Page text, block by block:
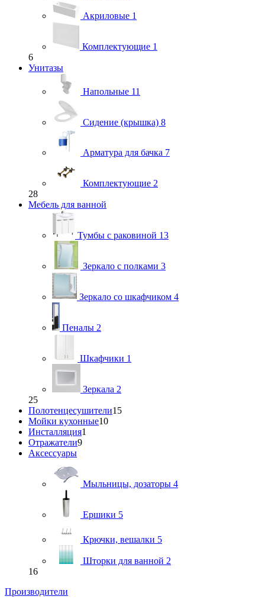
Акриловые 1
Комплектующие 1
6
Унитазы
Напольные 11
Сидение (крышка) 8
Арматура для бачка 7
Комплектующие 2
28
Мебель для ванной
Тумбы с раковиной 13
Зеркало с полками 3
Зеркало со шкафчиком 4
Пеналы 2
Шкафчики 1
Зеркала 2
25
Полотенцесушители15
Мойки кухонные10
Инсталляция1
Отражатели9
Аксессуары
Мыльницы, дозаторы 4
Ершики 5
Крючки, вешалки 5
Шторки для ванной 2
16
Производители